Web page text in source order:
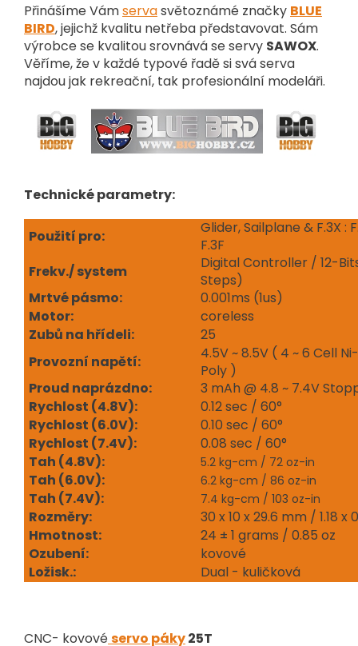
Přinášíme Vámservasvětoznámé značky BLUE
BIRD, jejichž kvalitu netřeba představovat. Sám
výrobce se kvalitou srovnává se servy SAWOX.
Věříme, že v každé typové řadě si svá serva
najdou jak rekreační, tak profesionální modeláři.
Technické parametry:
Použití pro:
Glider, Sailplane & F.3X :
F.3F
Frekv./ system
Digital Controller / 12-
Steps)
Mrtvé pásmo:
0.001ms (1us)
Motor:
coreless
Zubů na hřídeli:
25
Provozní napětí:
4.5V ~ 8.5V ( 4 ~ 6 Cell
Poly )
Proud naprázdno:
3 mAh @ 4.8 ~ 7.4V
Rychlost (4.8V):
0.12 sec / 60°
Rychlost (6.0V):
0.10 sec / 60°
Rychlost (7.4V):
0.08 sec / 60°
Tah (4.8V):
5.2 kg-cm / 72 oz-in
Tah (6.0V): 6.2 kg-cm / 86 oz-in
Tah (7.4V): 7.4 kg-cm / 103 oz-in
Rozměry:
30 x 10 x 29.6 mm / 1.18 x
Hmotnost:
24 ± 1 grams / 0.85 oz
Ozubení:
kovové
Ložisk.:
Dual - kuličková
CNC- kovovéservo páky25T